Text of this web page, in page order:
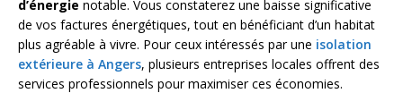
d’énergie notable. Vous constaterez une baisse significative
de vos factures énergétiques, tout en bénéficiant d’un habitat
plus agréable à vivre. Pour ceux intéressés par une isolation
extérieure à Angers, plusieurs entreprises locales offrent des
services professionnels pour maximiser ces économies.